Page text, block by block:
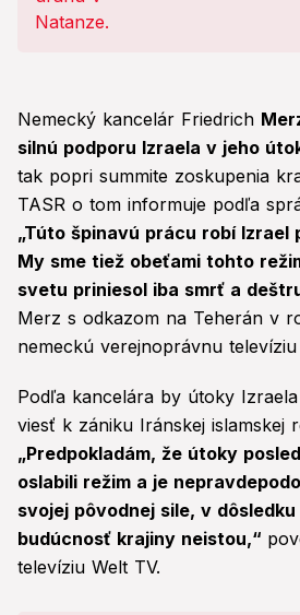
Nemecký kancelár Friedrich
silnú podporu Izraela v jeho
tak popri summite zoskupenia
TASR o tom informuje podľa
„Túto špinavú prácu robí Izrael
My sme tiež obeťami tohto
svetu priniesol iba smrť a
Merz s odkazom na Teherán v
nemeckú verejnoprávnu televíziu
Podľa kancelára by útoky
viesť k zániku Iránskej islamskej
„Predpokladám, že útoky
oslabili režim a je
svojej pôvodnej sile, v
budúcnosť krajiny neistou,“
televíziu Welt TV.